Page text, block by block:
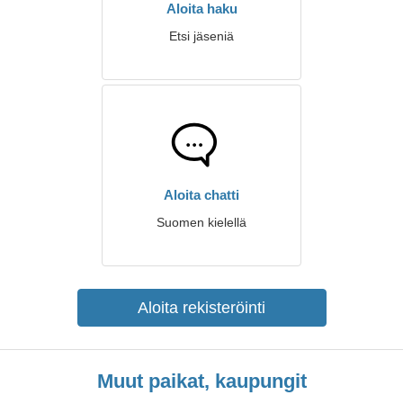
Aloita haku
Etsi jäseniä
Aloita chatti
Suomen kielellä
Aloita rekisteröinti
Muut paikat, kaupungit